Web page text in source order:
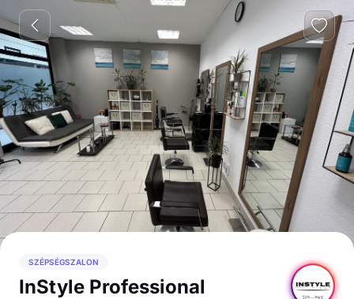
SZÉPSÉGSZALON
InStyle Professional